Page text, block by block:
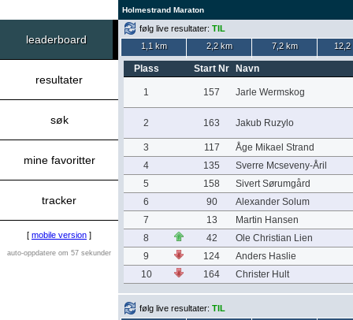
Holmestrand Maraton
leaderboard
resultater
søk
mine favoritter
tracker
[ mobile version ]
auto-oppdatere om 57 sekunder
følg live resultater: TIL
1,1 km
2,2 km 7,2 km 12,2
Plass Start Nr Navn
1 157 Jarle Wermskog
2 163 Jakub Ruzylo
3 117
Åge Mikael Strand
4
135
Sverre Mcseveny-Åril
5
158
Sivert Sørumgård
6
90
Alexander Solum
7
13
Martin Hansen
8
42
Ole Christian Lien
9
124
Anders Haslie
10
164 Christer Hult
følg live resultater: TIL